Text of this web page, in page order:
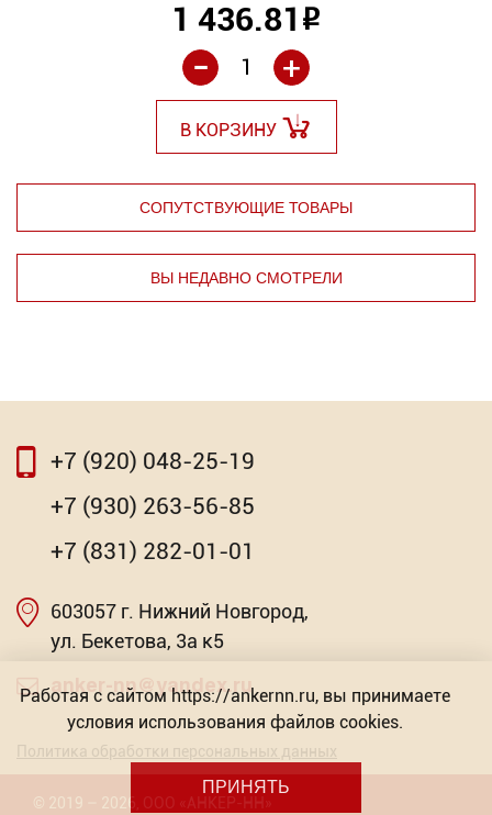
1 436.81 Р
+
-
В КОРЗИНУ
СОПУТСТВУЮЩИЕ ТОВАРЫ
⇦
Лопата штыковая фибергласс. черенок Вихрь
1 436.81Р
-
В КОРЗИНУ
⇨
ВЫ НЕДАВНО СМОТРЕЛИ
⇦
Насадка для МФИ ЗУБР DIAMOND керамика,
мрамор, стекло
Торговых предложений: 2
от 603.57Р
+7 (920) 048-25-19
+7 (930) 263-56-85
+7 (831) 282-01-01
603057 г. Нижний Новгород,
ул. Бекетова, 3а к5
anker-nn@yandex.ru
Политика обработки персональных данных
© 2019 – 2026 ООО «АНКЕР-НН»
Работая с сайтом https://ankernn.ru, вы принимаете
условия использования файлов cookies.
ПРИНЯТЬ